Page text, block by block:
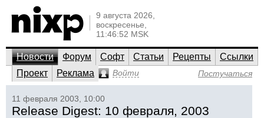
9 августа 2026,
воскресенье,
11:46:52 MSK
Новости Форум Софт Статьи Рецепты
Ссылки
Проект
Реклама Войти Постучаться
11 февраля 2003, 10:00
Release Digest: 10 февраля, 2003